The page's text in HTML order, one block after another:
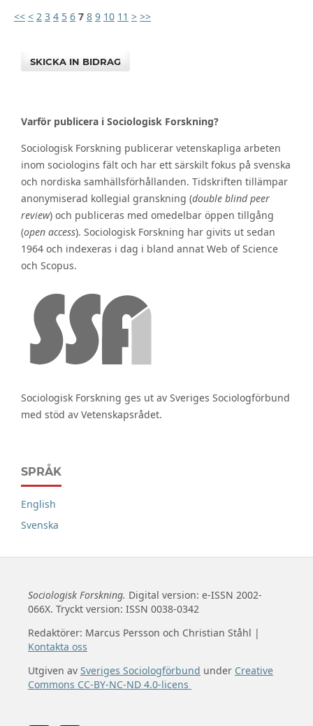
<< < 2 3 4 5 6 7 8 9 10 11 > >>
SKICKA IN BIDRAG
Varför publicera i Sociologisk Forskning?
Sociologisk Forskning publicerar vetenskapliga arbeten
inom sociologins fält och har ett särskilt fokus på svenska
och nordiska samhällsförhållanden. Tidskriften tillämpar
anonymiserad kollegial granskning (double blind peer
review) och publiceras med omedelbar öppen tillgång
(open access). Sociologisk Forskning har givits ut sedan
1964 och indexeras i dag i bland annat Web of Science
och Scopus.
Sociologisk Forskning ges ut av Sveriges Sociologförbund
med stöd av Vetenskapsrådet.
SPRÅK
English
Svenska
Sociologisk Forskning. Digital version: e-ISSN 2002-
066X. Tryckt version: ISSN 0038-0342
Redaktörer: Marcus Persson och Christian Ståhl |
Kontakta oss
Utgiven av Sveriges Sociologförbund under Creative
Commons CC-BY-NC-ND 4.0-licens